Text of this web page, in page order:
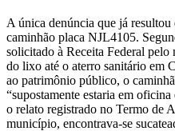
A única denúncia que já
caminhão placa NJL4105.
solicitado à Receita Federal
do lixo até o aterro sanitário em
ao patrimônio público, o
“supostamente estaria em
o relato registrado no Termo de
município, encontrava-se